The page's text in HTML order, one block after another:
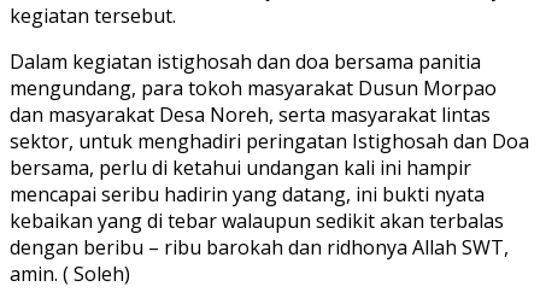
kegiatan tersebut.
Dalam kegiatan istighosah dan doa bersama panitia
mengundang, para tokoh masyarakat Dusun Morpao
dan masyarakat Desa Noreh, serta masyarakat lintas
sektor, untuk menghadiri peringatan Istighosah dan Doa
bersama, perlu di ketahui undangan kali ini hampir
mencapai seribu hadirin yang datang, ini bukti nyata
kebaikan yang di tebar walaupun sedikit akan terbalas
dengan beribu – ribu barokah dan ridhonya Allah SWT,
amin. ( Soleh)